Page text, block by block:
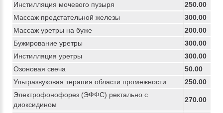
Инстилляция мочевого пузыря
250.00
Массаж предстательной железы
300.00
Массаж уретры на буже
200.00
Бужирование уретры
300.00
Инстилляция уретры
300.00
Озоновая свеча
50.00
Ультразвуковая терапия области промежности
250.00
Электрофонофорез (ЭФФС) ректально с
диоксидином
270.00